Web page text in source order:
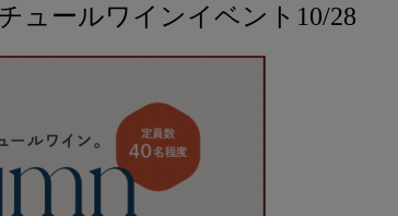
ュールワインイベント10/28